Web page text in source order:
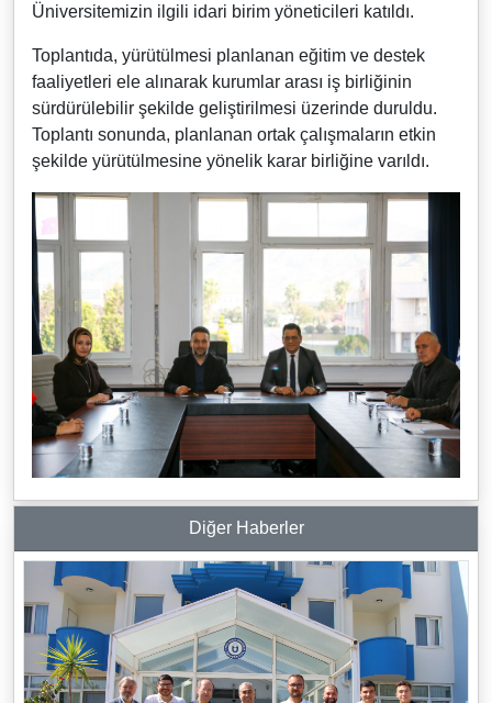
Üniversitemizin ilgili idari birim yöneticileri katıldı.
Toplantıda, yürütülmesi planlanan eğitim ve destek
faaliyetleri ele alınarak kurumlar arası iş birliğinin
sürdürülebilir şekilde geliştirilmesi üzerinde duruldu.
Toplantı sonunda, planlanan ortak çalışmaların etkin
şekilde yürütülmesine yönelik karar birliğine varıldı.
Diğer Haberler